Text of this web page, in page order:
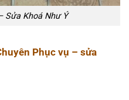
Sửa Khoá Như Ý
Phục vụ – sửa